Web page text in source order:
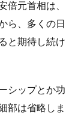
倍元首相は、
ら、多くの日
と期待し続け
シップとか功
部は省略しま